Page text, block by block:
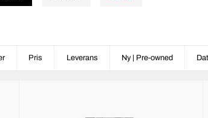
Pris Leverans Ny | Pre-owned